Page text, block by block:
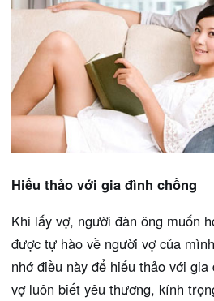
Hiếu thảo với gia đình chồng
Khi lấy vợ, người đàn ông muốn
được tự hào về người vợ của
nhớ điều này để hiếu thảo với
vợ luôn biết yêu thương, kính